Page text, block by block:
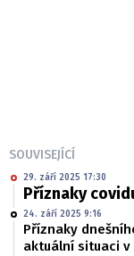
SOUVISEJÍCÍ
29. září 2025 17:30
Příznaky
24. září 2025 9:16
Příznaky
aktuální situaci v